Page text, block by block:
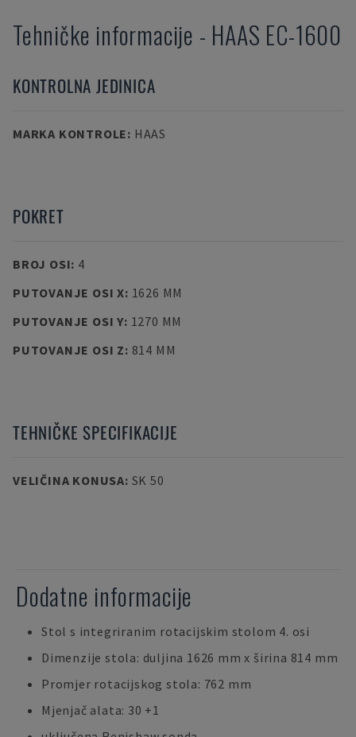
Tehničke informacije - HAAS EC-1600
KONTROLNA JEDINICA
MARKA KONTROLE: HAAS
POKRET
BROJ OSI: 4
PUTOVANJE OSI X: 1626 MM
PUTOVANJE OSI Y: 1270 MM
PUTOVANJE OSI Z: 814 MM
TEHNIČKE SPECIFIKACIJE
VELIČINA KONUSA: SK 50
Dodatne informacije
Stol s integriranim rotacijskim stolom 4. osi
Dimenzije stola: duljina 1626 mm x širina 814 mm
Promjer rotacijskog stola: 762 mm
Mjenjač alata: 30 +1